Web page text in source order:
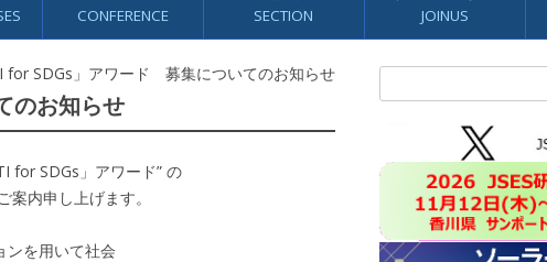
CONFERENCE SECTION JOINUS
for SDGs」アワード 募集についてのお知らせ
のお知らせ
for SDGs」アワード” の
内申し上げます。
ンを用いて社会
索: